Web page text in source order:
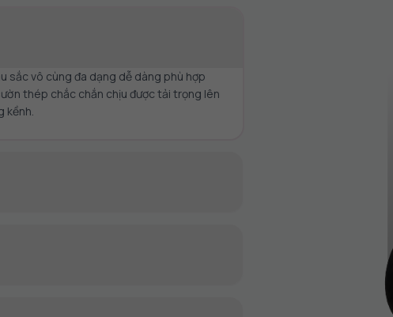
sắc vô cùng đa dạng dễ dàng phù hợp
thép chắc chắn chịu được tải trọng lên
kềnh.